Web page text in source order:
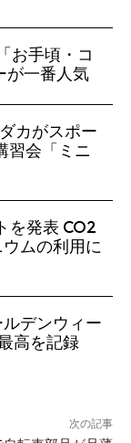
お手頃・コ
一番人気
カがスポー
習会「ミニ
を発表 CO2
ムの利用に
デンウィー
高を記録
次の記事